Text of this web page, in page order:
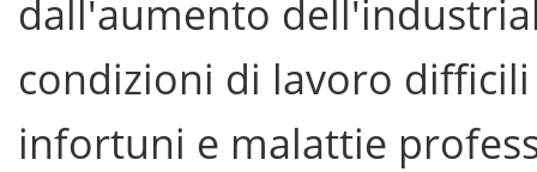
dall'aumento
condizioni di lavoro
infortuni e malattie